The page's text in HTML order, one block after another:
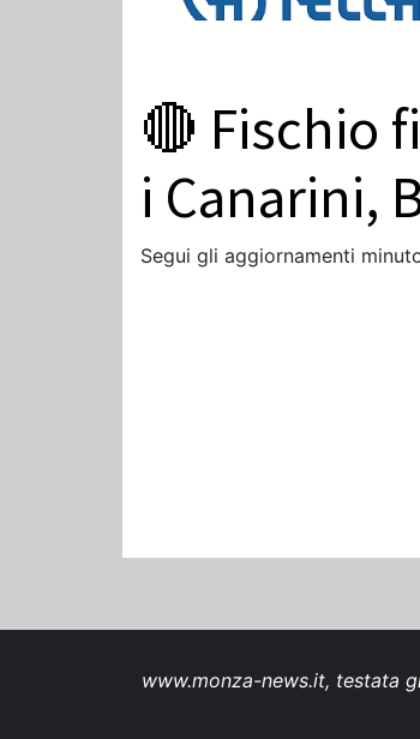
🔴 Fischio
i Canarini,
Segui gli aggiornamenti
www.monza-news.it, testata